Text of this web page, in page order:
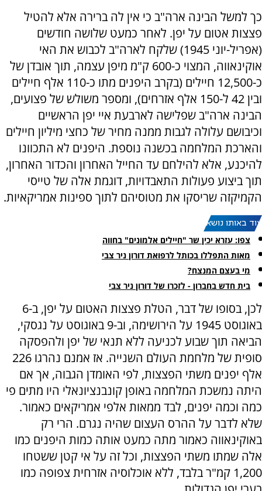
כך למשל הבינה ארה"ב כי אין לה ברירה אלא להטיל
פצצות אטום על יפן. לאחר כמעט שלושה חודשים
(אפריל-יוני 1945) שלקח לארה"ב לכבוש את האי
אוקינאווה, המצוי כ-600 ק"מ מיפן עצמה, תוך אובדן של
כ-12,500 חיילים (בקרב היפנים מתו כ-110 אלף חיילים
ובין 42 ל-150 אלף אזרחים), ומספר משולש של פצועים,
הבינה ארה"ב שפלישה לארבעת איי יפן הראשיים
וכיבושם עלולה לגבות ממנה מחיר של כחצי מיליון חיילים
והארכת המלחמה בכשנה נוספת. היפנים לא התכוונו
להיכנע, אלא להילחם עד החייל האחרון והכדור האחרון,
תוך ביצוע פעולות התאבדויות, דוגמת אלה של טייסי
הקמיקזה שריסקו את מטוסיהם לתוך ספינות אמריקאיות.
עוד באותו נושא:
צפו: עזרא יכין שר "חיילים אלמונים" בחווה
מאות התפללו בכותל לרפואת דורון ניר צבי
מי בעצם המנצח?
בית חדש בחברון - לזכרו של דורון ניר צבי
לכן, בסופו של דבר, הטלת פצצות האטום על יפן, ב-6
באוגוסט 1945 על הירושימה, וב-9 באוגוסט על נגסקי,
הביאה תוך שבוע לכניעה ללא תנאי של יפן ולהפסקה
סופית של מלחמת העולם השנייה. אז אמנם נהרגו 226
אלף יפנים משתי הפצצות, לפי האומדן הגבוה, אך אם
היתה נמשכת המלחמה באופן קונבנציונאלי היו מתים פי
כמה וכמה יפנים, לבד ממאות אלפי אמריקאים כאמור.
שלא לדבר על ההרס העצום שהיה נגרם. הרי רק
באוקינאווה כאמור מתה כמעט אותה כמות היפנים כמו
אלה שמתו משתי הפצצות, וכל זה על אי קטן ששטחו
1,200 קמ"ר בלבד, ללא אוכלוסיה אזרחית צפופה כמו